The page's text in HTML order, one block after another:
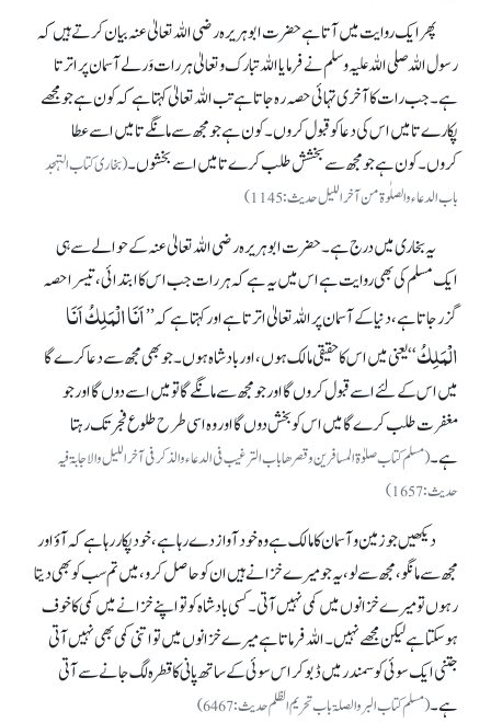
پھر ایک روایت میں آتا ہے حضرت ابوہریرہ رضی اللہ تعالیٰ عنہ بیان کرتے ہیں کہ
رسول اللہ صلی اللہ علیہ وسلم نے فرمایا اللہ تبارک و تعالیٰ ہر رات وَرلے آسمان پر اترتا
ہے۔ جب رات کا آخری تہائی حصہ رہ جاتا ہے تب اللہ تعالیٰ کہتا ہے کہ کون ہے جو مجھے
پکارے تا میں اس کی دعا کو قبول کروں۔ کون ہے جو مجھ سے مانگے تا میں اسے عطا
کروں۔ کون ہے جومجھ سے بخشش طلب کرے تا میں اسے بخشوں۔(بخاری کتاب التہجد
باب الدعاء والصلٰوۃ من آخر اللیل حدیث:1145)
یہ بخاری میں درج ہے۔ حضرت ابوہریرہ رضی اللہ تعالیٰ عنہ کے حوالے سے ہی
ایک مسلم کی بھی روایت ہے اس میں یہ ہے کہ ہر رات جب اس کا ابتدائی، تیسرا حصہ
گزر جاتا ہے، دنیا کے آسمان پر اللہ تعالیٰ اترتا ہے اور کہتا ہے کہ’’اَنَا الْمَلِکُ اَنَا
الْمَلِکُ‘‘یعنی میں اس کا حقیقی مالک ہوں، اور بادشاہ ہوں۔ جو بھی مجھ سے دعا کرے گا
میں اس کے لئے اسے قبول کروں گا اور جو مجھ سے مانگے گا تو میں اسے دوں گا اور جو
مغفرت طلب کرے گا میں اس کو بخش دوں گا اور وہ اسی طرح طلوع فجر تک رہتا
ہے۔(مسلم کتاب صلوٰۃ المسافرین و قصر ھا باب الترغیب فی الدعاء والذکر فی آخر اللیل والاجابۃ فیہ
حدیث:1657)
دیکھیں جو زمین و آسمان کا مالک ہے وہ خود آواز دے رہا ہے، خود پکار رہا ہے کہ آؤ اور
مجھ سے مانگو، مجھ سے لو، یہ جو میرے خزانے ہیں ان کو حاصل کرو، میں تم سب کو بھی دیتا
رہوں تو میرے خزانوں میں کمی نہیں آتی۔ کسی بادشاہ کو تو اپنے خزانے میں کمی کا خوف
ہو سکتا ہے لیکن مجھے نہیں۔ اللہ فرماتا ہے میرے خزانوں میں تو اتنی کمی بھی نہیں آتی
جتنی ایک سوئی کو سمندر میں ڈبو کر اس سوئی کے ساتھ پانی کا قطرہ لگ جانے سے آتی
ہے۔(مسلم کتاب البر والصلۃ باب تحریم الظلم حدیث:6467)